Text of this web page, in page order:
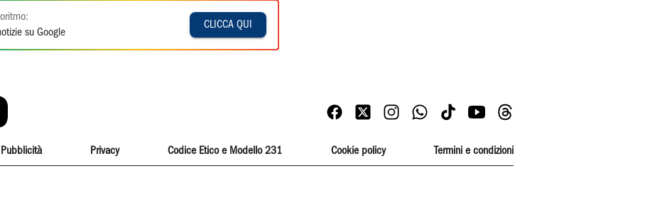
su Google
CLICCA QUI
Pubblicità Privacy Codice Etico e Modello 231 Cookie policy Termini e condizioni